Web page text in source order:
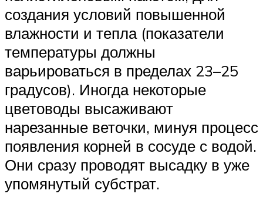
создания условий повышенной
влажности и тепла (показатели
температуры должны
варьироваться в пределах 23–25
градусов). Иногда некоторые
цветоводы высаживают
нарезанные веточки, минуя процесс
появления корней в сосуде с водой.
Они сразу проводят высадку в уже
упомянутый субстрат.